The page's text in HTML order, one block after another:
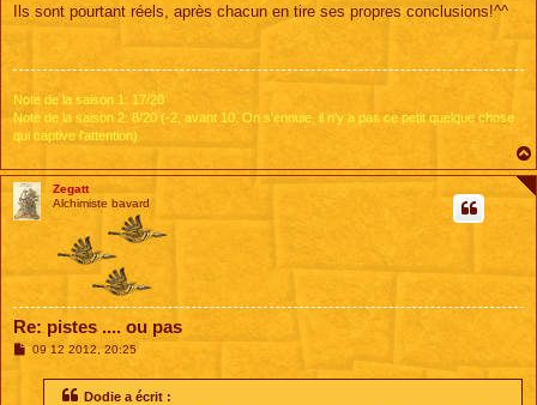
s
Ils sont pourtant réels, après chacun en tire ses propres conclusions!^^
Note de la saison 1: 17/20
Note de la saison 2: 8/20 (-2, avant 10. On s'ennuie, il n'y a pas ce petit quelque chose
qui captive l'attention)
Zegatt
Alchimiste bavard
Re: pistes .... ou pas
M09 12 2012, 20:25
Dodie a écrit :